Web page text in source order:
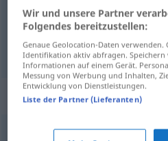
durchblickenlassen
la skinne igjennom
Synonyme für
Wir und unsere Partner
Folgendes bereitzustellen:
Genaue Geolocation-Daten verwenden.
Identifikation aktiv abfragen.
Informationen auf einem Gerät.
Messung von Werbung und Inhalten,
Entwicklung von Dienstleistungen.
Liste der Partner (Lieferanten)